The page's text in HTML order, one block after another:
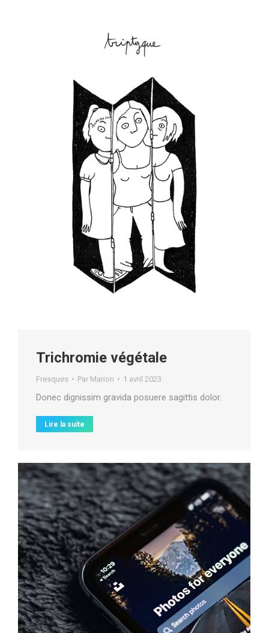
Trichromie végétale
Fresques Par Marion 1 avril 2023
Donec dignissim gravida posuere sagittis dolor.
Lire la suite